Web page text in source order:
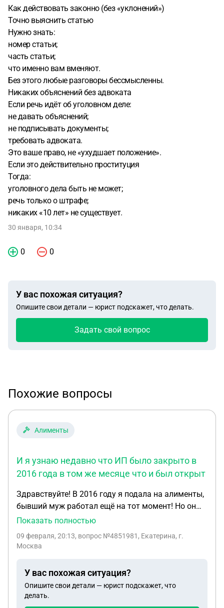
Как действовать законно (без «уклонений»)
Точно выяснить статью
Нужно знать:
номер статьи;
часть статьи;
что именно вам вменяют.
Без этого любые разговоры бессмысленны.
Никаких объяснений без адвоката
Если речь идёт об уголовном деле:
не давать объяснений;
не подписывать документы;
требовать адвоката.
Это ваше право, не «ухудшает положение».
Если это действительно проституция
Тогда:
уголовного дела быть не может;
речь только о штрафе;
никаких «10 лет» не существует.
30 января, 10:34
0 0
У вас похожая ситуация?
Опишите свои детали — юрист подскажет, что делать.
Задать свой вопрос
Похожие вопросы
Алименты
И я узнаю недавно что ИП было закрыто в
2016 года в том же месяце что и был открыт
Здравствуйте! В 2016 году я подала на алименты,
бывший муж работал ещё на тот момент! Но он
уволился в октябре 2016 года! С того момента
узнаю недавно что ИП было закрыто в 2016 года
возобновление ИЛ, а мне приходит отказ от
приставов! Я ездила к ним 4 года подряд за
справками, они тоже ничего не говорили мне об
Показать полностью
09 февраля, 20:13, вопрос №4851981, Екатерина, г.
Москва
У вас похожая ситуация?
Опишите свои детали — юрист подскажет, что
делать.